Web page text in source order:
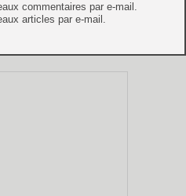
commentaires par e-mail.
articles par e-mail.